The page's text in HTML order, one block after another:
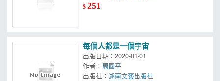
$251
每個人都是一個宇宙
出版日期：2020-01-01
作者： 周國平
出版社：湖南文藝出版社